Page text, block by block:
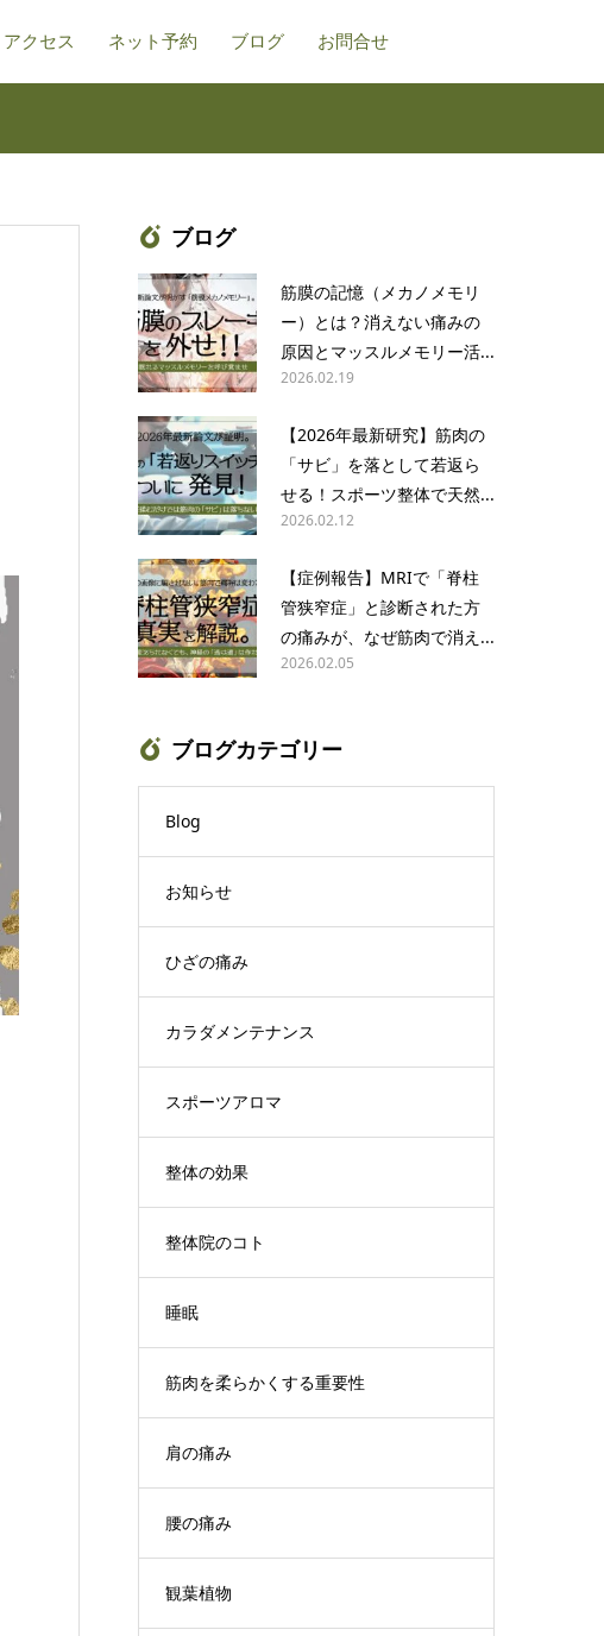
アクセス ネット予約 ブログ お問合せ
ブログ
筋膜の記憶（メカノメモリ
ー）とは？消えない痛みの
原因とマッスルメモリー活...
2026.02.19
【2026年最新研究】筋肉の
「サビ」を落として若返ら
せる！スポーツ整体で天然...
2026.02.12
【症例報告】MRIで「脊柱
管狭窄症」と診断された方
の痛みが、なぜ筋肉で消え...
2026.02.05
ブログカテゴリー
Blog
お知らせ
ひざの痛み
カラダメンテナンス
スポーツアロマ
整体の効果
整体院のコト
睡眠
筋肉を柔らかくする重要性
肩の痛み
腰の痛み
観葉植物